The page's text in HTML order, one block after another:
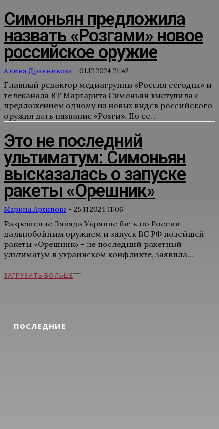
ПОСЛЕДНИЕ
Симоньян предложила
назвать «Розгами» новое
российское оружие
Алина Дранникова - 01.12.2024 21:42
Главный редактор медиагруппы «Россия сегодня» и
телеканала RT Маргарита Симоньян выступила с
предложением одному из новых видов российского
оружия дать название «Розги». По ее...
Это не последний
ультиматум: Симоньян
высказалась о запуске
ракеты «Орешник»
Марина Архипова - 25.11.2024 11:06
Разрешение Запада Украине бить по России
дальнобойным оружием и запуск ВС РФ новейшей
ракеты «Орешник» - не последний ракетный
ультиматум в украинском конфликте, заявила...
ЗАГРУЗИТЬ БОЛЬШЕ